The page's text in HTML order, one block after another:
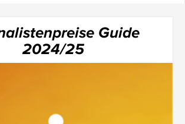
Guide
2024/25